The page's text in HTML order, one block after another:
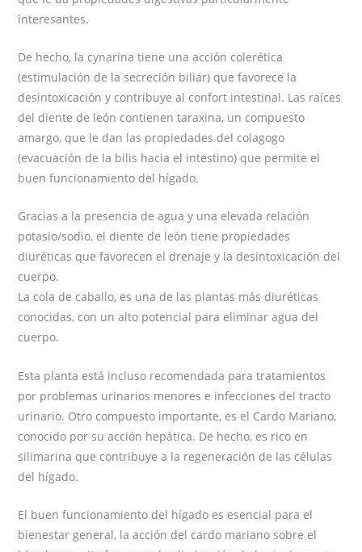
interesantes.
De hecho, la cynarina tiene una acción colerética
(estimulación de la secreción biliar) que favorece la
desintoxicación y contribuye al confort intestinal. Las raíces
del diente de león contienen taraxina, un compuesto
amargo, que le dan las propiedades del colagogo
(evacuación de la bilis hacia el intestino) que permite el
buen funcionamiento del hígado.
Gracias a la presencia de agua y una elevada relación
potasio/sodio, el diente de león tiene propiedades
diuréticas que favorecen el drenaje y la desintoxicación del
cuerpo.
La cola de caballo, es una de las plantas más diuréticas
conocidas, con un alto potencial para eliminar agua del
cuerpo.
Esta planta está incluso recomendada para tratamientos
por problemas urinarios menores e infecciones del tracto
urinario. Otro compuesto importante, es el Cardo Mariano,
conocido por su acción hepática. De hecho, es rico en
silimarina que contribuye a la regeneración de las células
del hígado.
El buen funcionamiento del hígado es esencial para el
bienestar general, la acción del cardo mariano sobre el